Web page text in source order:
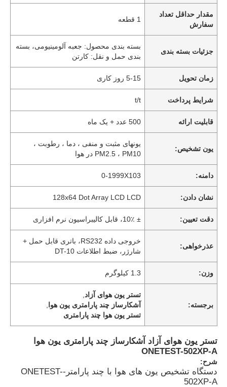
مقدار حداقل تعداد
سفارش
1 قطعه
جزئیات بسته بندی
بسته بندی محصول: جعبه آلومینیومی، بسته
بندی حمل و نقل: کارتن
زمان تحویل 5-15 روز کاری
شرایط پرداخت t/t
قابلیت ارائه 500 عدد + یک ماه
یون تشخیص:
یونهای مثبت و منفی ، دما ، رطوبت ،
PM2.5 ، PM10 در هوا
دامنه: 0-1999X103
نشان دادن: 128x64 Dot Array LCD LCD
دقت تعیین: ± 10٪، قابل کالیبراسیون نرم افزاری
عذرخواهی:
خروجی داده RS232، باتری قابل حمل +
شارژر، ضبط اطلاعات DT-10
وزن: 1.3 کیلوگرم
برجسته:
تستر یون هوای آزاد
آشکارساز چند پارامتری یون هوا
تستر یون هوا چند پارامتری
تستر یون هوای آزاد آشکارساز چند پارامتری یون هوا
ONETEST-502XP-A
شرح:
دستگاه تشخیص یون های هوا با چند پارامتر-ONETEST-
502XP-A